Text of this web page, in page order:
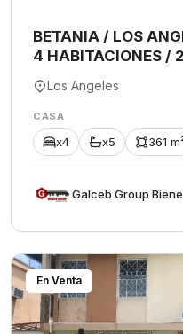
BETANIA / LOS
4 HABITACIONES /
Los Angeles
CASA
x4 x5 361
En Venta